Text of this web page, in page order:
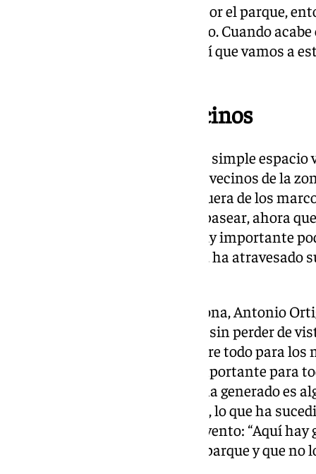
octubre no podemos transitar por el parque,
sufrido algún tipo de desperfecto. Cuando
que pasar y auditar, y para eso sí que vamos a
Comunidad entre vecinos
El Parque del Oeste, más que un simple
comunidad para muchos de los vecinos de la
comunidad, estar juntos, salir fuera de los
venir aquí sin hacer nada, solo pasear, ahora
individualista en general, es muy importante
Un lugar que, según los vecinos, ha atravesado
Por su parte, otro vecino de la zona, Antonio
satisfecho con la decisión, pero sin perder de
parque es un pulmón verde, sobre todo para
desde que nacimos, y es muy importante para
diga que el movimiento que se ha generado es
con cierto desdén. Para Antonio, lo que ha
mucho más allá de un simple evento: “Aquí hay
intenta luchar por defender su parque y que no